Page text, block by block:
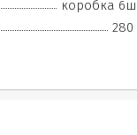
коробка
280